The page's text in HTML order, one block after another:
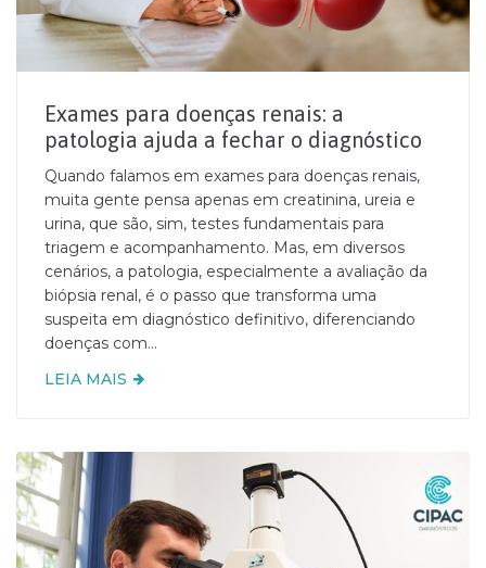
Exames para doenças renais: a
patologia ajuda a fechar o diagnóstico
Quando falamos em exames para doenças renais,
muita gente pensa apenas em creatinina, ureia e
urina, que são, sim, testes fundamentais para
triagem e acompanhamento. Mas, em diversos
cenários, a patologia, especialmente a avaliação da
biópsia renal, é o passo que transforma uma
suspeita em diagnóstico definitivo, diferenciando
doenças com...
LEIA MAIS